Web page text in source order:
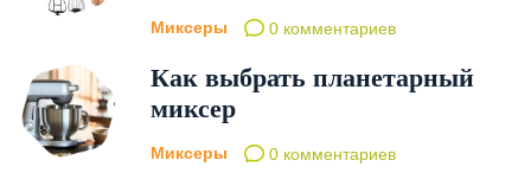
Миксеры 0 комментариев
Как выбрать планетарный
миксер
Миксеры 0 комментариев